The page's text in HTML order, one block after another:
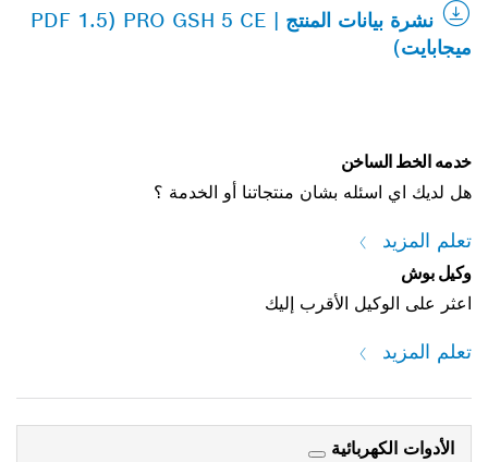
نشرة بيانات المنتج | PRO GSH 5 CE (PDF 1.5
ميجابايت)
خدمه الخط الساخن
هل لديك اي اسئله بشان منتجاتنا أو الخدمة ؟
تعلم المزيد
وكيل بوش
اعثر على الوكيل الأقرب إليك
تعلم المزيد
الأدوات الكهربائية